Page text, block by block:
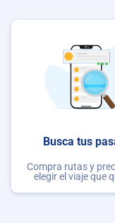
Busca tus
Compra rutas y
elegir el viaje que